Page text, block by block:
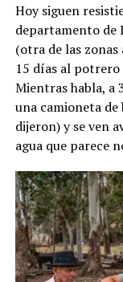
Hoy siguen
departamento de
(otra de las zonas
15 días al potrero
Mientras habla, a
una camioneta de
dijeron) y se ven
agua que parece